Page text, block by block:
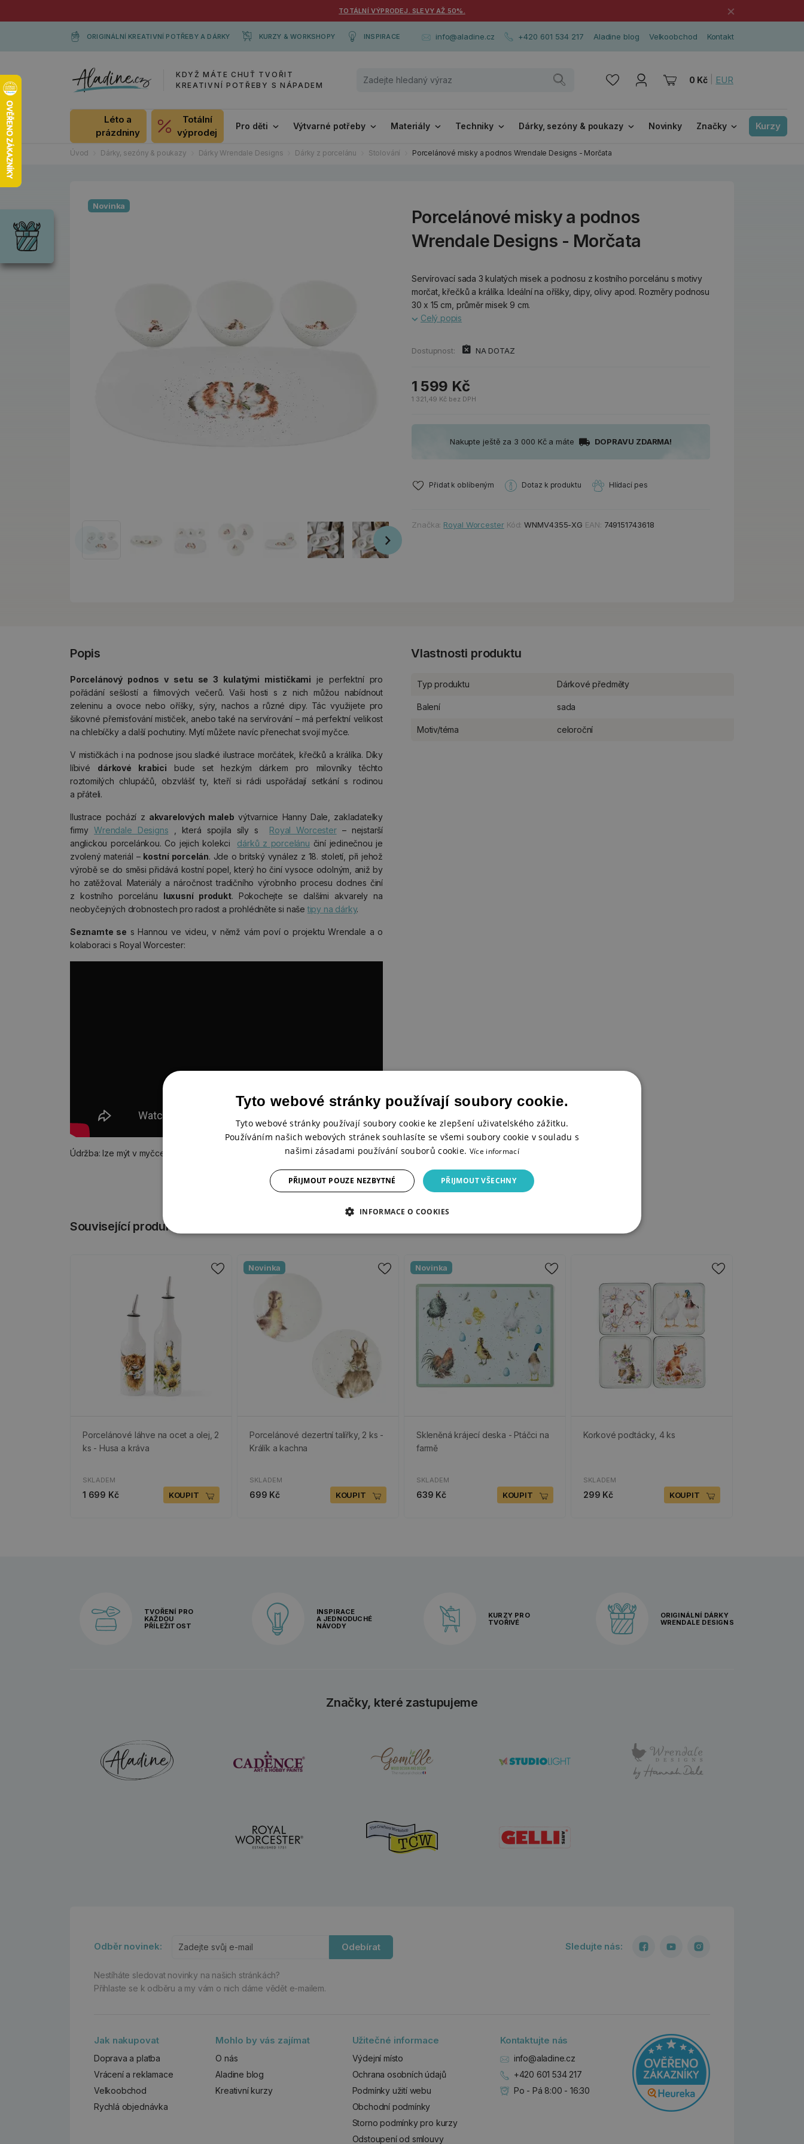
TOTÁLNÍ VÝPRODEJ. SLEVY AŽ 50%. ×
ORIGINÁLNÍ KREATIVNÍ POTŘEBY A DÁRKY KURZY & WORKSHOPY INSPIRACE info@aladine.cz +420 601 534 217 Aladine blog Velkoobchod Kontakt
KDYŽ MÁTE CHUŤ TVOŘIT
KREATIVNÍ POTŘEBY S NÁPADEM
0 Kč EUR
Léto a
prázdniny
Totální
výprodej
Pro děti Výtvarné potřeby Materiály Techniky Dárky, sezóny & poukazy Novinky Značky Kurzy
Úvod Dárky, sezóny & poukazy Dárky Wrendale Designs Dárky z porcelánu Stolování Porcelánové misky a podnos Wrendale Designs - Morčata
Porcelánové misky a podnos
Wrendale Designs - Morčata
Novinka
Servírovací sada 3 kulatých misek a podnosu z kostního porcelánu s motivy
morčat, křečků a králíka. Ideální na oříšky, dipy, olivy apod. Rozměry podnosu
30 x 15 cm, průměr misek 9 cm.
Celý popis
Dostupnost: NA DOTAZ
1 599 Kč
1 321,49 Kč bez DPH
Nakupte ještě za 3 000 Kč a máte DOPRAVU ZDARMA!
Přidat k oblíbeným Dotaz k produktu Hlídací pes
Značka: Royal Worcester Kód:WNMV4355-XG EAN: 749151743618
Popis
Porcelánový podnos v setu se 3 kulatými mističkami je perfektní pro
pořádání sešlostí a filmových večerů. Vaši hosti s z nich můžou nabídnout
zeleninu a ovoce nebo oříšky, sýry, nachos a různé dipy. Tác využijete pro
šikovné přemisťování mističek, anebo také na servírování – má perfektní velikost
na chlebíčky a další pochutiny. Mytí můžete navíc přenechat svojí myčce.
V mističkách i na podnose jsou sladké ilustrace morčátek, křečků a králíka. Díky
líbivé dárkové krabici bude set hezkým dárkem pro milovníky těchto
roztomilých chlupáčů, obzvlášť ty, kteří si rádi uspořádají setkání s rodinou
a přáteli.
Ilustrace pochází z akvarelových maleb výtvarnice Hanny Dale, zakladatelky
firmyWrendale Designs , která spojila síly s Royal Worcester– nejstarší
anglickou porcelánkou. Co jejich kolekci dárků z porcelánu činí jedinečnou je
zvolený materiál – kostní porcelán. Jde o britský vynález z 18. století, při jehož
výrobě se do směsi přidává kostní popel, který ho činí vysoce odolným, aniž by
ho zatěžoval. Materiály a náročnost tradičního výrobního procesu dodnes činí
z kostního porcelánu luxusní produkt. Pokochejte se dalšími akvarely na
neobyčejných drobnostech pro radost a prohlédněte si našetipy na dárky.
Seznamte se s Hannou ve videu, v němž vám poví o projektu Wrendale a o
kolaboraci s Royal Worcester:
Údržba: lze mýt v myčce a ohřívat v mikrovlnné troubě
Vlastnosti produktu
Typ produktu Dárkové předměty
Balení sada
Motiv/téma celoroční
Související produkty
Porcelánové láhve na ocet a olej, 2
ks - Husa a kráva
SKLADEM
1 699 Kč KOUPIT
Novinka
Porcelánové dezertní talířky, 2 ks -
Králík a kachna
SKLADEM
699 Kč KOUPIT
Novinka
Skleněná krájecí deska - Ptáčci na
farmě
SKLADEM
639 Kč KOUPIT
Korkové podtácky, 4 ks
SKLADEM
299 Kč KOUPIT
TVOŘENÍ PRO
KAŽDOU
PŘÍLEŽITOST
INSPIRACE
A JEDNODUCHÉ
NÁVODY
KURZY PRO
TVOŘIVÉ
ORIGINÁLNÍ DÁRKY
WRENDALE DESIGNS
Značky, které zastupujeme
Odběr novinek: Odebírat
Nestíháte sledovat novinky na našich stránkách?
Přihlaste se k odběru a my vám o nich dáme vědět e-mailem.
Sledujte nás:
Jak nakupovat
Doprava a platba
Vrácení a reklamace
Velkoobchod
Rychlá objednávka
Mohlo by vás zajímat
O nás
Aladine blog
Kreativní kurzy
Užitečné informace
Výdejní místo
Ochrana osobních údajů
Podmínky užití webu
Obchodní podmínky
Storno podmínky pro kurzy
Odstoupení od smlouvy
Kontaktujte nás
info@aladine.cz
+420 601 534 217
Po - Pá 8:00 - 16:30
Tyto webové stránky používají soubory cookie.
Tyto webové stránky používají soubory cookie ke zlepšení uživatelského zážitku.
Používáním našich webových stránek souhlasíte se všemi soubory cookie v souladu s
našimi zásadami používání souborů cookie. Více informací
PŘIJMOUT VŠECHNY
PŘIJMOUT POUZE NEZBYTNÉ
INFORMACE O COOKIES